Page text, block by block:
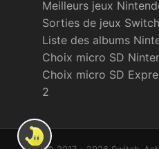
Meilleurs jeux
Sorties de jeux
Liste des albums
Choix micro SD
Choix micro SD
2